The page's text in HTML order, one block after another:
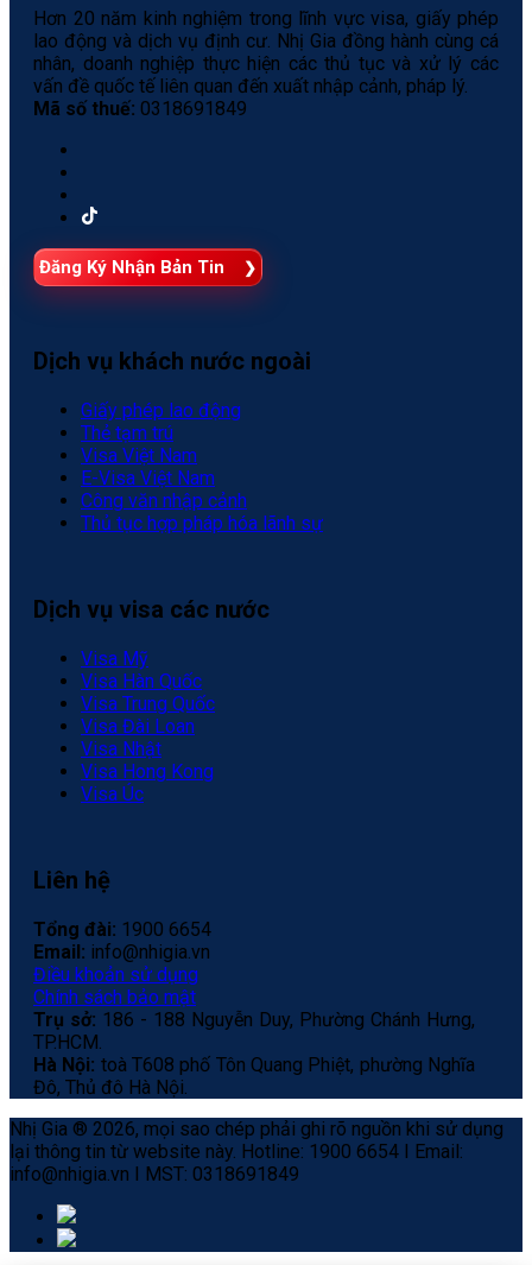
Hơn 20 năm kinh nghiệm trong lĩnh vực visa, giấy phép
lao động và dịch vụ định cư. Nhị Gia đồng hành cùng cá
nhân, doanh nghiệp thực hiện các thủ tục và xử lý các
vấn đề quốc tế liên quan đến xuất nhập cảnh, pháp lý.
Mã số thuế: 0318691849
Đăng Ký Nhận Bản Tin
Dịch vụ khách nước ngoài
Giấy phép lao động
Thẻ tạm trú
Visa Việt Nam
E-Visa Việt Nam
Công văn nhập cảnh
Thủ tục hợp pháp hóa lãnh sự
Dịch vụ visa các nước
Visa Mỹ
Visa Hàn Quốc
Visa Trung Quốc
Visa Đài Loan
Visa Nhật
Visa Hong Kong
Visa Úc
Liên hệ
Tổng đài: 1900 6654
Email: info@nhigia.vn
Điều khoản sử dụng
Chính sách bảo mật
Trụ sở: 186 - 188 Nguyễn Duy, Phường Chánh Hưng,
TP.HCM.
Hà Nội: toà T608 phố Tôn Quang Phiệt, phường Nghĩa
Đô, Thủ đô Hà Nội.
Nhị Gia ® 2026, mọi sao chép phải ghi rõ nguồn khi sử dụng
lại thông tin từ website này. Hotline: 1900 6654 I Email:
info@nhigia.vn I MST: 0318691849